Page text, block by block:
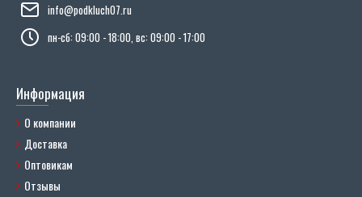
info@podkluch07.ru
пн-сб: 09:00 - 18:00, вс: 09:00 - 17:00
Информация
О компании
Доставка
Оптовикам
Отзывы